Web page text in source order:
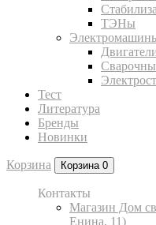
ТЭНы
Тест
Литература
Бренды
Новинки
Корзина Корзина 0
Контакты
Магазин Дом
Енина, 11)